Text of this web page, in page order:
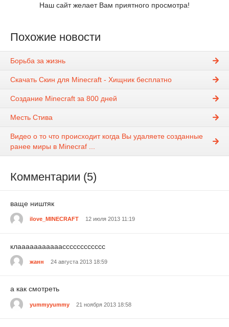
Наш сайт желает Вам приятного просмотра!
Похожие новости
Борьба за жизнь
Скачать Скин для Minecraft - Хищник бесплатно
Создание Minecraft за 800 дней
Месть Стива
Видео о то что происходит когда Вы удаляете созданные
ранее миры в Minecraf ...
Комментарии (5)
ваще ништяк
ilove_MINECRAFT 12 июля 2013 11:19
клааааааааааасссссссссссс
жанн 24 августа 2013 18:59
а как смотреть
yummyyummy 21 ноября 2013 18:58